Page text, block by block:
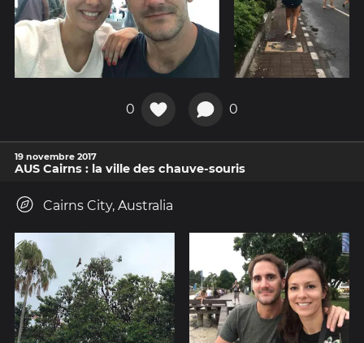
0 0
19 novembre 2017
AUS Cairns : la ville des chauve-souris
Cairns City, Australia